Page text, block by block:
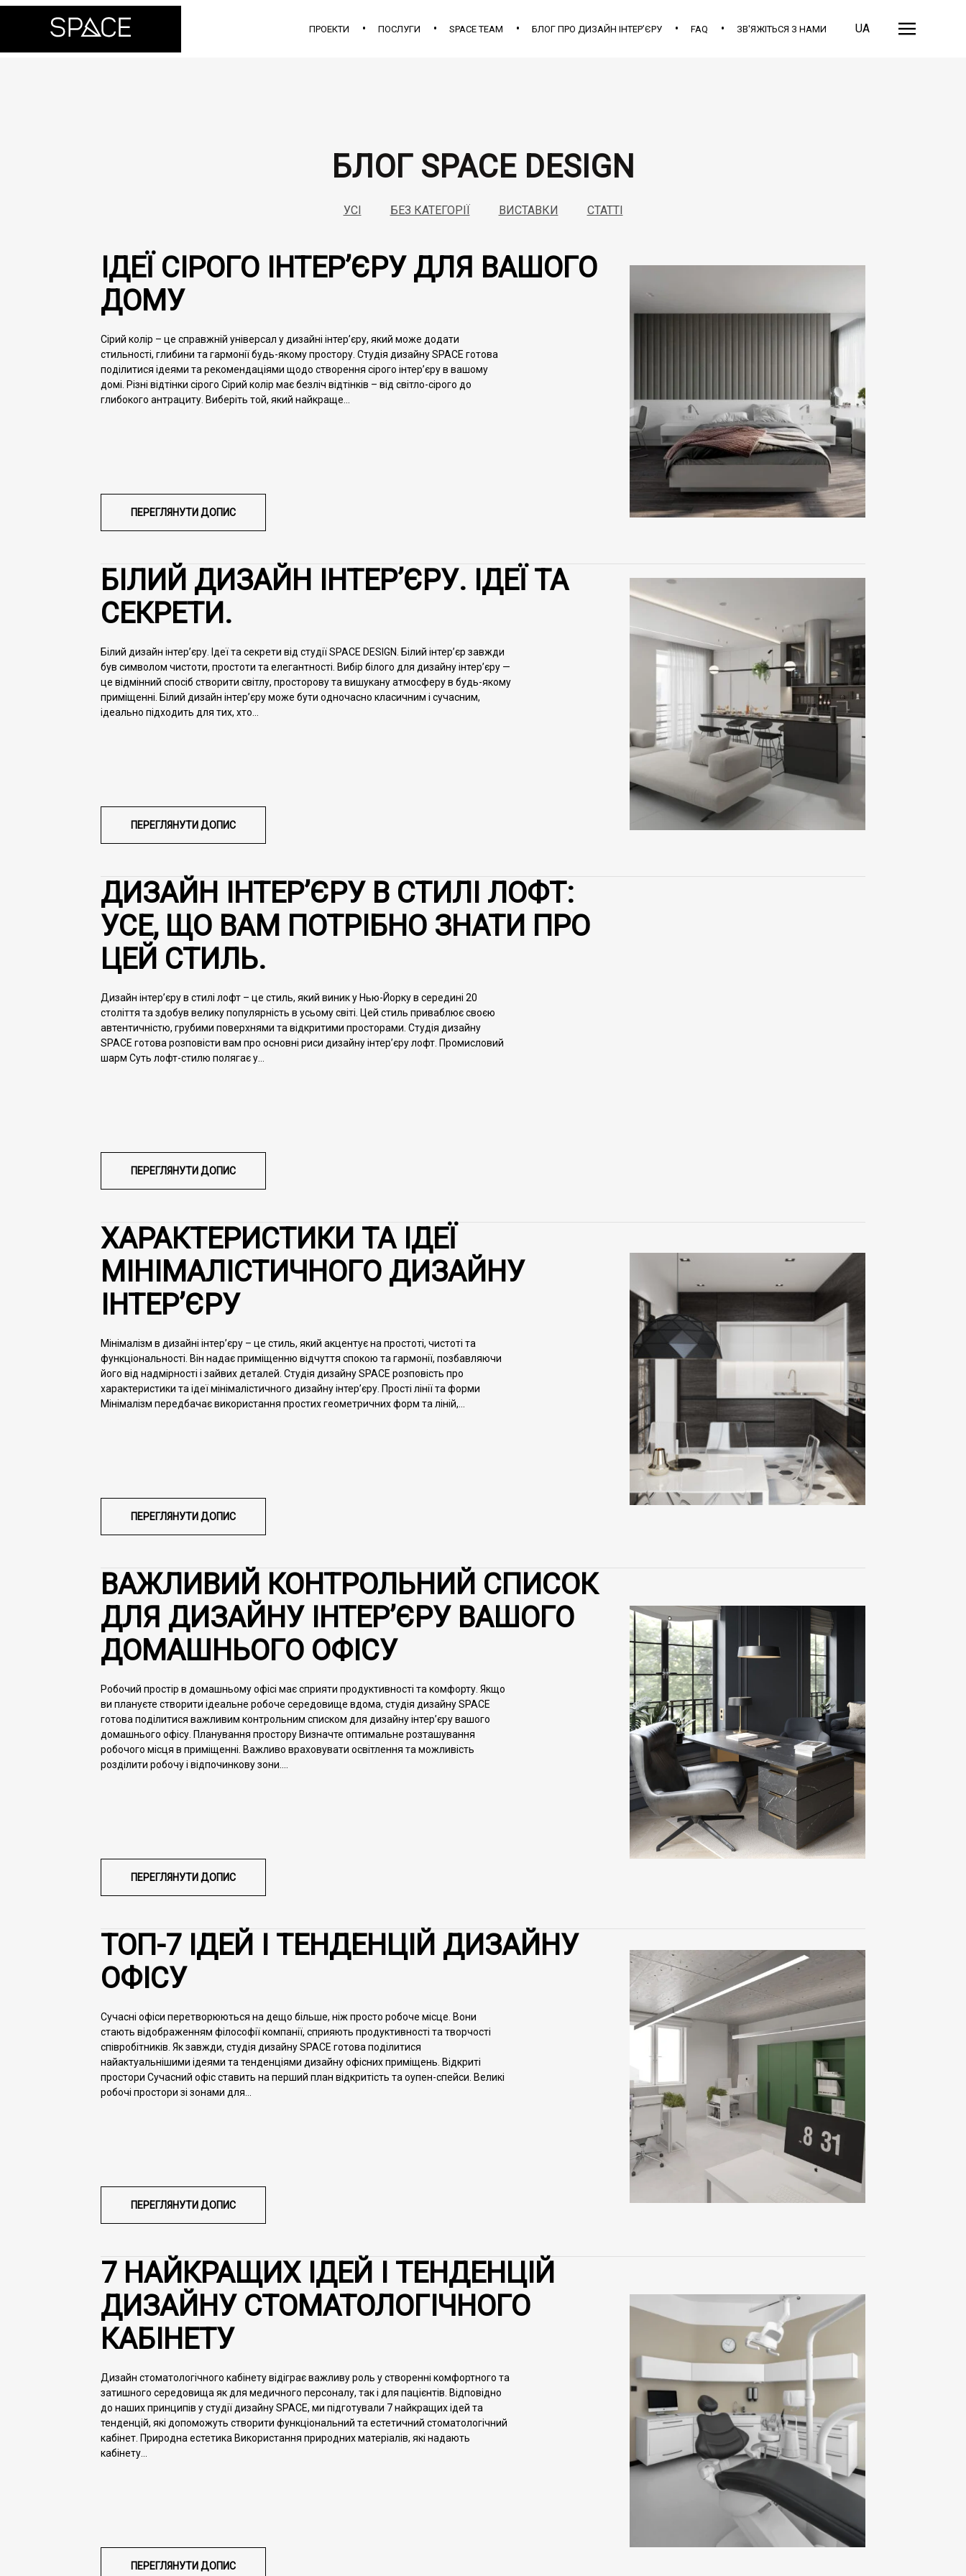
ПРОЕКТИ ПОСЛУГИ SPACE TEAM БЛОГ ПРО ДИЗАЙН ІНТЕР’ЄРУ FAQ ЗВ'ЯЖІТЬСЯ З НАМИ UA
БЛОГ SPACE DESIGN
УСІ БЕЗ КАТЕГОРІЇ ВИСТАВКИ СТАТТІ
ІДЕЇ СІРОГО ІНТЕР’ЄРУ ДЛЯ ВАШОГО
ДОМУ
Сірий колір – це справжній універсал у дизайні інтер’єру, який може додати
стильності, глибини та гармонії будь-якому простору. Студія дизайну SPACE готова
поділитися ідеями та рекомендаціями щодо створення сірого інтер’єру в вашому
домі. Різні відтінки сірого Сірий колір має безліч відтінків – від світло-сірого до
глибокого антрациту. Виберіть той, який найкраще...
ПЕРЕГЛЯНУТИ ДОПИС
БІЛИЙ ДИЗАЙН ІНТЕР’ЄРУ. ІДЕЇ ТА
СЕКРЕТИ.
Білий дизайн інтер’єру. Ідеї та секрети від cтудії SPACE DESIGN. Білий інтер’єр завжди
був символом чистоти, простоти та елегантності. Вибір білого для дизайну інтер’єру —
це відмінний спосіб створити світлу, просторову та вишукану атмосферу в будь-якому
приміщенні. Білий дизайн інтер’єру може бути одночасно класичним і сучасним,
ідеально підходить для тих, хто...
ПЕРЕГЛЯНУТИ ДОПИС
ДИЗАЙН ІНТЕР’ЄРУ В СТИЛІ ЛОФТ:
УСЕ, ЩО ВАМ ПОТРІБНО ЗНАТИ ПРО
ЦЕЙ СТИЛЬ.
Дизайн інтер’єру в стилі лофт – це стиль, який виник у Нью-Йорку в середині 20
століття та здобув велику популярність в усьому світі. Цей стиль приваблює своєю
автентичністю, грубими поверхнями та відкритими просторами. Студія дизайну
SPACE готова розповісти вам про основні риси дизайну інтер’єру лофт. Промисловий
шарм Суть лофт-стилю полягає у...
ПЕРЕГЛЯНУТИ ДОПИС
ХАРАКТЕРИСТИКИ ТА ІДЕЇ
МІНІМАЛІСТИЧНОГО ДИЗАЙНУ
ІНТЕР’ЄРУ
Мінімалізм в дизайні інтер’єру – це стиль, який акцентує на простоті, чистоті та
функціональності. Він надає приміщенню відчуття спокою та гармонії, позбавляючи
його від надмірності і зайвих деталей. Студія дизайну SPACE розповість про
характеристики та ідеї мінімалістичного дизайну інтер’єру. Прості лінії та форми
Мінімалізм передбачає використання простих геометричних форм та ліній,...
ПЕРЕГЛЯНУТИ ДОПИС
ВАЖЛИВИЙ КОНТРОЛЬНИЙ СПИСОК
ДЛЯ ДИЗАЙНУ ІНТЕР’ЄРУ ВАШОГО
ДОМАШНЬОГО ОФІСУ
Робочий простір в домашньому офісі має сприяти продуктивності та комфорту. Якщо
ви плануєте створити ідеальне робоче середовище вдома, студія дизайну SPACE
готова поділитися важливим контрольним списком для дизайну інтер’єру вашого
домашнього офісу. Планування простору Визначте оптимальне розташування
робочого місця в приміщенні. Важливо враховувати освітлення та можливість
розділити робочу і відпочинкову зони....
ПЕРЕГЛЯНУТИ ДОПИС
ТОП-7 ІДЕЙ І ТЕНДЕНЦІЙ ДИЗАЙНУ
ОФІСУ
Сучасні офіси перетворюються на дещо більше, ніж просто робоче місце. Вони
стають відображенням філософії компанії, сприяють продуктивності та творчості
співробітників. Як завжди, студія дизайну SPACE готова поділитися
найактуальнішими ідеями та тенденціями дизайну офісних приміщень. Відкриті
простори Сучасний офіс ставить на перший план відкритість та оупен-спейси. Великі
робочі простори зі зонами для...
ПЕРЕГЛЯНУТИ ДОПИС
7 НАЙКРАЩИХ ІДЕЙ І ТЕНДЕНЦІЙ
ДИЗАЙНУ СТОМАТОЛОГІЧНОГО
КАБІНЕТУ
Дизайн стоматологічного кабінету відіграє важливу роль у створенні комфортного та
затишного середовища як для медичного персоналу, так і для пацієнтів. Відповідно
до наших принципів у студії дизайну SPACE, ми підготували 7 найкращих ідей та
тенденцій, які допоможуть створити функціональний та естетичний стоматологічний
кабінет. Природна естетика Використання природних матеріалів, які надають
кабінету...
ПЕРЕГЛЯНУТИ ДОПИС